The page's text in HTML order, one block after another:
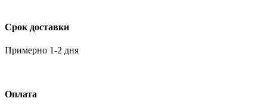
Срок доставки
Примерно 1-2 дня
Оплата